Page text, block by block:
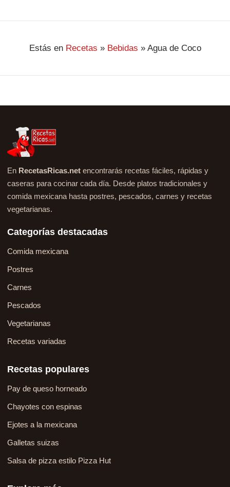
Estás en Recetas » Bebidas » Agua de Coco
En RecetasRicas.net encontrarás recetas fáciles, rápidas y
caseras para cocinar cada día. Desde platos tradicionales y
comida mexicana hasta postres, pescados, carnes y recetas
vegetarianas.
Categorías destacadas
Comida mexicana
Postres
Carnes
Pescados
Vegetarianas
Recetas variadas
Recetas populares
Pay de queso horneado
Chayotes con espinas
Ejotes a la mexicana
Galletas suizas
Salsa de pizza estilo Pizza Hut